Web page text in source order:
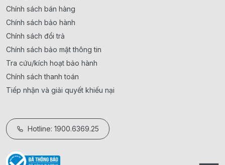
Chính sách bán hàng
Chính sách bảo hành
Chính sách đổi trả
Chính sách bảo mật thông tin
Tra cứu/kích hoạt bảo hành
Chính sách thanh toán
Tiếp nhận và giải quyết khiếu nại
Hotline: 1900.6369.25